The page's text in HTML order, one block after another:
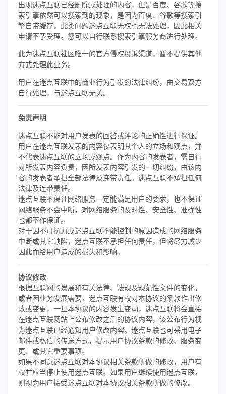
出现迷点互联已经删除或处理的内容，但是百度、谷歌等搜
索引擎依然可以搜索到的现象，是因为百度、谷歌等搜索引
擎自带缓存，此类问题迷点互联无权也无法处理，因此相关
申请不予受理。您可以自行联系搜索引擎服务商进行处理。
此为迷点互联社区唯一的官方侵权投诉渠道，暂不提供其他
方式处理此业务。
用户在迷点互联中的商业行为引发的法律纠纷，由交易双方
自行处理，与迷点互联无关。
免责声明
迷点互联不能对用户发表的回答或评论的正确性进行保证。
用户在迷点互联发表的内容仅表明其个人的立场和观点，并
不代表迷点互联的立场或观点。作为内容的发表者，需自行
对所发表内容负责，因所发表内容引发的一切纠纷，由该内
容的发表者承担全部法律及连带责任。迷点互联不承担任何
法律及连带责任。
迷点互联不保证网络服务一定能满足用户的要求，也不保证
网络服务不会中断，对网络服务的及时性、安全性、准确性
也都不作保证。
对于因不可抗力或迷点互联不能控制的原因造成的网络服务
中断或其它缺陷，迷点互联不承担任何责任，但将尽力减少
因此而给用户造成的损失和影响。
协议修改
根据互联网的发展和有关法律、法规及规范性文件的变化，
或者因业务发展需要，迷点互联有权对本协议的条款作出修
改或变更，一旦本协议的内容发生变动，迷点互联将会直接
在迷点互联网站上公布修改之后的协议内容，该公布行为视
为迷点互联已经通知用户修改内容。迷点互联也可采用电子
邮件或私信的传送方式，提示用户协议条款的修改、服务变
更、或其它重要事项。
如果不同意迷点互联对本协议相关条款所做的修改，用户有
权并应当停止使用迷点互联。如果用户继续使用迷点互联，
则视为用户接受迷点互联对本协议相关条款所做的修改。